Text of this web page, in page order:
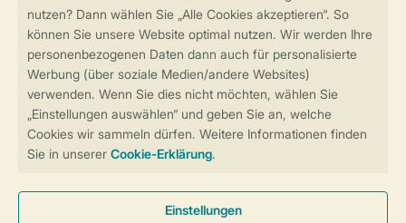
Sicherstellung Deiner Privatsphäre
Weitere Informationen und Einstellungen
Sichere Datenübertragung
Sicheres Bezahlen
Allgemeine Bedingungen Impressum